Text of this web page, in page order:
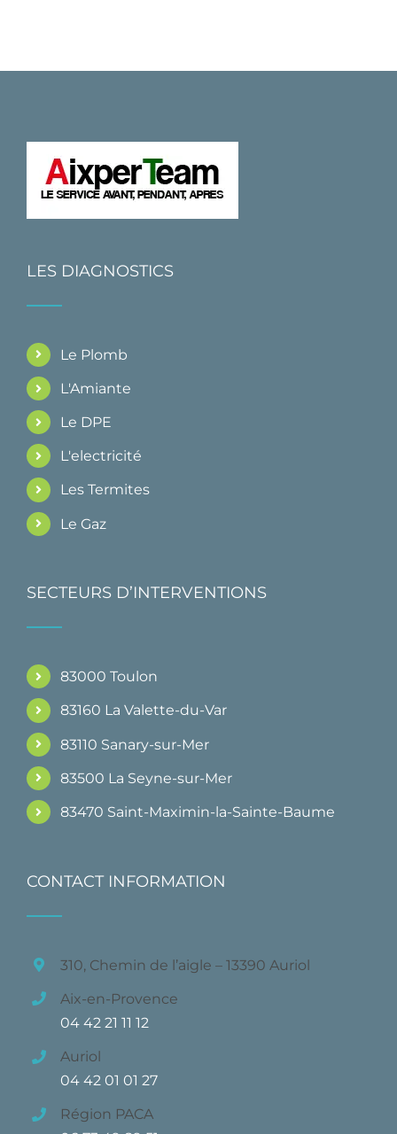
LES DIAGNOSTICS
Le Plomb
L'Amiante
Le DPE
L'electricité
Les Termites
Le Gaz
SECTEURS D’INTERVENTIONS
83000 Toulon
83160 La Valette-du-Var
83110 Sanary-sur-Mer
83500 La Seyne-sur-Mer
83470 Saint-Maximin-la-Sainte-Baume
CONTACT INFORMATION
310, Chemin de l’aigle – 13390 Auriol
Aix-en-Provence
04 42 21 11 12
Auriol
04 42 01 01 27
Région PACA